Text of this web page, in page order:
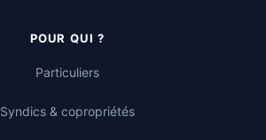
POUR QUI ?
Particuliers
Syndics & copropriétés